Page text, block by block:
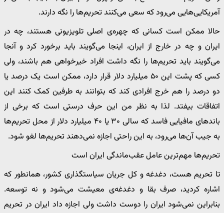
آمریکایی‌هایی می‌رود که سعی می‌کنند تحریم‌ها را نگه دارند.
حالا ممکن است کسانی که چهره‌ی اصلی تلویزیونی هستند، چه در
ایران و چه در خارج از ایران، اینجا می‌گویند باید برخورد کرد و آنجا
می‌گویند باید تحریم‌ها را نگه داشت افراد خیرخواهی هم باشند، ولی
کسی که پشت این ۵۰ میلیارد دلار قرار دارد، ممکن است یک درصد یا
دو درصد را هم خرج افرادی کند که بتوانند به طرفین کمک کنند این
اتفاقات بیفتد. لذا به نظر من این حرف درستی است که برخی از
باندهای مافیایی فاسد که سالی ۳۰ یا ۴۰ میلیارد دلار از محل تحریم‌ها
به جیب آن‌ها می‌رود، به این راحتی اجازه نمی‌دهند تحریم‌ها لغو شود.
تحریم‌ها مهم‌ترین عامل عقب‌ماندگی ایران است
تا تحریم هست، دغدغه و کل جریان سیاستگذاری کشور، همانطور که
اشاره کردید، صرف بقا و دغدغه‌ی معیشت می‌شود و نه توسعه.
بنابراین نمی‌شود ایران را دوست داشت ولی اجازه داد ایران در تحریم